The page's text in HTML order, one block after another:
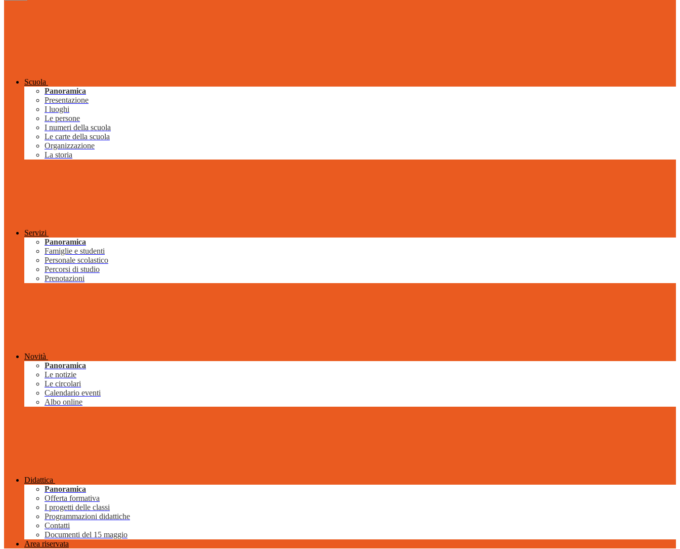
Scuola
Panoramica
Presentazione
I luoghi
Le persone
I numeri della scuola
Le carte della scuola
Organizzazione
La storia
Servizi
Panoramica
Famiglie e studenti
Personale scolastico
Percorsi di studio
Prenotazioni
Novità
Panoramica
Le notizie
Le circolari
Calendario eventi
Albo online
Didattica
Panoramica
Offerta formativa
I progetti delle classi
Programmazioni didattiche
Contatti
Documenti del 15 maggio
Area riservata